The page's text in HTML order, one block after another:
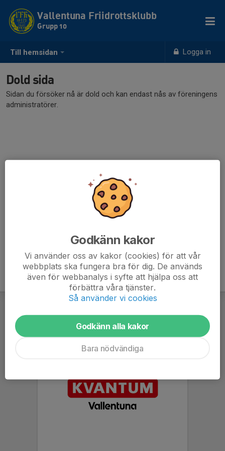
Till hemsidan Logga in
Vallentuna Friidrottsklubb
Grupp 10
Dold sida
Sidan du försöker nå är dold och kan endast nås av föreningens
administratörer.
Godkänn kakor
Vi använder oss av kakor (cookies) för att vår
webbplats ska fungera bra för dig. De används
även för webbanalys i syfte att hjälpa oss att
förbättra våra tjänster.
Så använder vi cookies
Godkänn alla kakor
Bara nödvändiga